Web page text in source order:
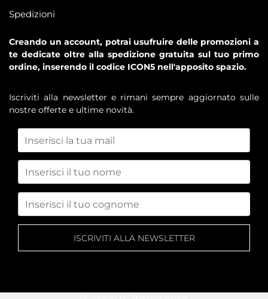
Spedizioni
Creando un account, potrai usufruire delle promozioni a
te dedicate oltre alla spedizione gratuita sul tuo primo
ordine, inserendo il codice ICON5 nell'apposito spazio.
Iscriviti alla newsletter e rimani sempre aggiornato sulle
nostre offerte e ultime novità.